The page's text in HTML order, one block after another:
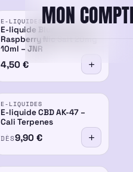
MON
E-LIQUIDES
E-liquide Blueberry Sour
Raspberry Nic Salt 20mg
10ml – JNR
4,50 €
E-LIQUIDES
E-liquide CBD AK-47 –
Cali Terpenes
DÈS9,90€